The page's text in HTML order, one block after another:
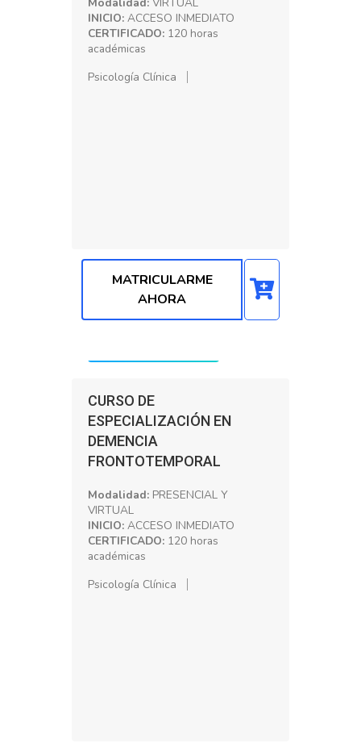
INICIO: ACCESO INMEDIATO
CERTIFICADO: 120 horas
académicas
Psicología Clínica
MATRICULARME
AHORA
CURSO DE
ESPECIALIZACIÓN EN
DEMENCIA
FRONTOTEMPORAL
Modalidad: PRESENCIAL Y
VIRTUAL
INICIO: ACCESO INMEDIATO
CERTIFICADO: 120 horas
académicas
Psicología Clínica